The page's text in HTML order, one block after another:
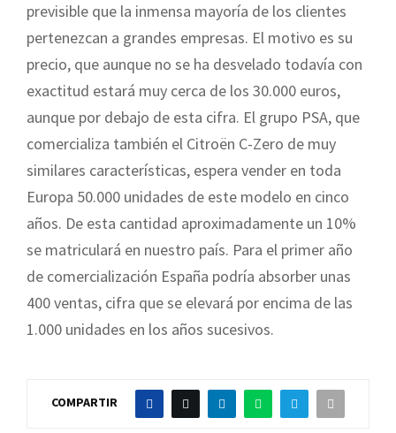
previsible que la inmensa mayoría de los clientes
pertenezcan a grandes empresas. El motivo es su
precio, que aunque no se ha desvelado todavía con
exactitud estará muy cerca de los 30.000 euros,
aunque por debajo de esta cifra. El grupo PSA, que
comercializa también el Citroën C-Zero de muy
similares características, espera vender en toda
Europa 50.000 unidades de este modelo en cinco
años. De esta cantidad aproximadamente un 10%
se matriculará en nuestro país. Para el primer año
de comercialización España podría absorber unas
400 ventas, cifra que se elevará por encima de las
1.000 unidades en los años sucesivos.
COMPARTIR